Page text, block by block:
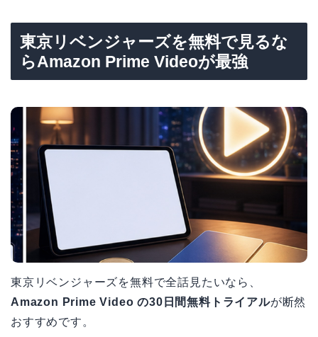
東京リベンジャーズを無料で見るな
らAmazon Prime Videoが最強
東京リベンジャーズを無料で全話見たいなら、
Amazon Prime Video の30日間無料トライアルが断然
おすすめです。